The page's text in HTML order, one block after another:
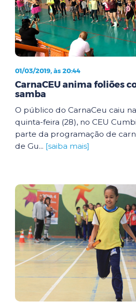
01/03/2019, às 20:44
CarnaCEU anima foliões
samba
O público do CarnaCeu caiu
quinta-feira (28), no CEU
parte da programação de
de Gu... [saiba mais]